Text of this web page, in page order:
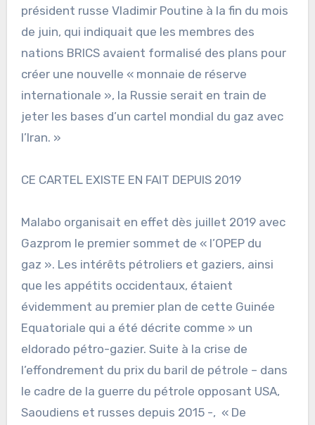
président russe Vladimir Poutine à la fin du mois
de juin, qui indiquait que les membres des
nations BRICS avaient formalisé des plans pour
créer une nouvelle « monnaie de réserve
internationale », la Russie serait en train de
jeter les bases d’un cartel mondial du gaz avec
l’Iran. »
CE CARTEL EXISTE EN FAIT DEPUIS 2019
Malabo organisait en effet dès juillet 2019 avec
Gazprom le premier sommet de « l’OPEP du
gaz ». Les intérêts pétroliers et gaziers, ainsi
que les appétits occidentaux, étaient
évidemment au premier plan de cette Guinée
Equatoriale qui a été décrite comme » un
eldorado pétro-gazier. Suite à la crise de
l’effondrement du prix du baril de pétrole – dans
le cadre de la guerre du pétrole opposant USA,
Saoudiens et russes depuis 2015 -, « De